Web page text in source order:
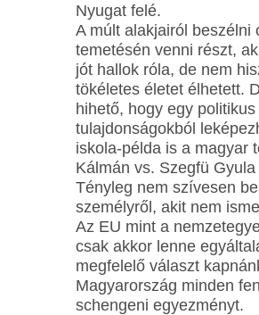
Nyugat felé.
A múlt alakjairól beszélni
temetésén venni részt,
jót hallok róla, de nem
tökéletes életet élhetett.
hihető, hogy egy
tulajdonságokból
iskola-példa is a magyar
Kálmán vs. Szegfü
Tényleg nem szívesen
személyről, akit nem
Az EU mint a
csak akkor lenne
megfelelő választ
Magyarország minden
schengeni egyezményt.